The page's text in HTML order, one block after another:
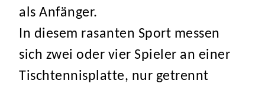
als Anfänger.
In diesem rasanten Sport messen
sich zwei oder vier Spieler an einer
Tischtennisplatte, nur getrennt